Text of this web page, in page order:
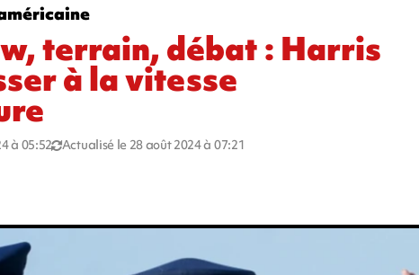
terrain, débat : Harris
à la vitesse
à 05:52 Actualisé le 28 août 2024 à 07:21